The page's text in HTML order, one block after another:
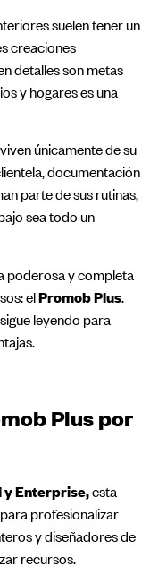
suelen tener un
creaciones
detalles son metas
y hogares es una
únicamente de su
documentación
parte de sus rutinas,
sea todo un
poderosa y completa
elPromob Plus.
leyendo para
Plus por
y Enterprise,esta
profesionalizar
y diseñadores de
recursos.